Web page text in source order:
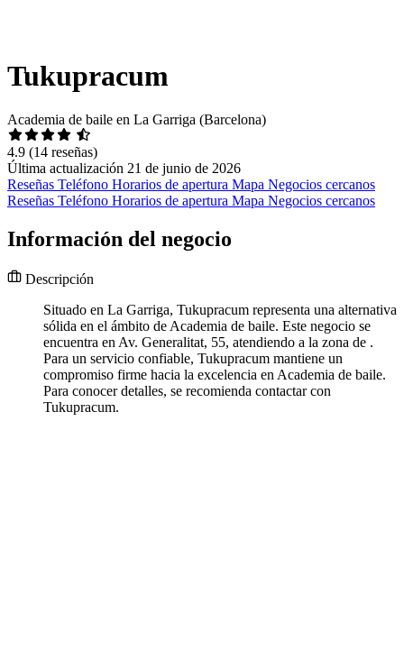
Tukupracum
Academia de baile en La Garriga (Barcelona)
4.9 (14 reseñas)
Última actualización 21 de junio de 2026
Reseñas Teléfono Horarios de apertura Mapa Negocios cercanos
Reseñas Teléfono Horarios de apertura Mapa Negocios cercanos
Información del negocio
Descripción
Situado en La Garriga, Tukupracum representa una alternativa
sólida en el ámbito de Academia de baile. Este negocio se
encuentra en Av. Generalitat, 55, atendiendo a la zona de .
Para un servicio confiable, Tukupracum mantiene un
compromiso firme hacia la excelencia en Academia de baile.
Para conocer detalles, se recomienda contactar con
Tukupracum.